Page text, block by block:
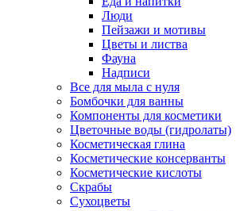
Люди
Пейзажи и мотивы
Цветы и листва
Фауна
Надписи
Все для мыла с нуля
Бомбочки для ванны
Компоненты для косметики
Цветочные воды (гидролаты)
Косметическая глина
Косметические консерванты
Косметические кислоты
Скрабы
Сухоцветы